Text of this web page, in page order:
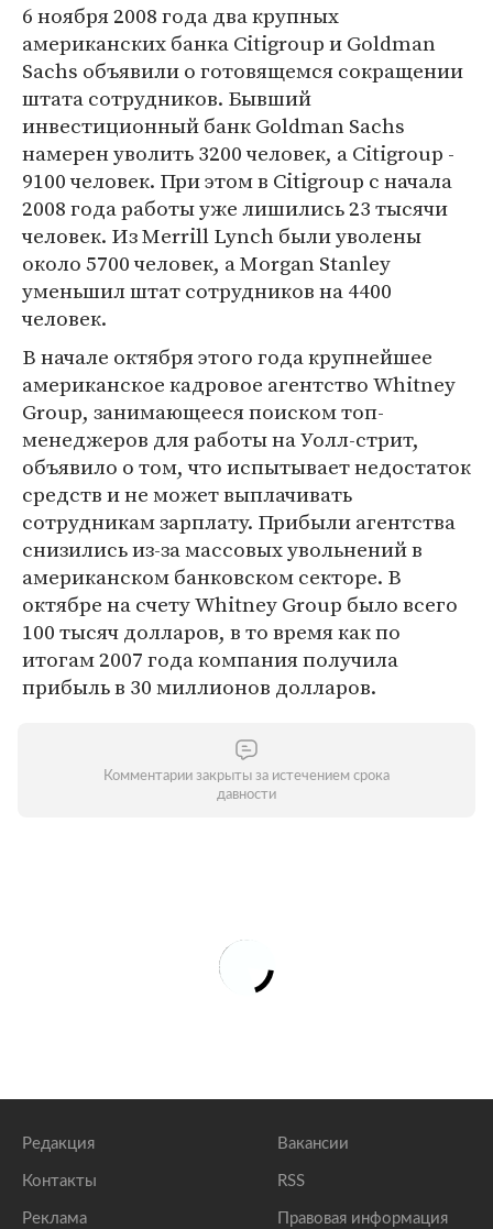
6 ноября 2008 года два крупных
американских банка Citigroup и Goldman
Sachs объявили о готовящемся сокращении
штата сотрудников. Бывший
инвестиционный банк Goldman Sachs
намерен уволить 3200 человек, а Citigroup -
9100 человек. При этом в Citigroup с начала
2008 года работы уже лишились 23 тысячи
человек. Из Merrill Lynch были уволены
около 5700 человек, а Morgan Stanley
уменьшил штат сотрудников на 4400
человек.
В начале октября этого года крупнейшее
американское кадровое агентство Whitney
Group, занимающееся поиском топ-
менеджеров для работы на Уолл-стрит,
объявило о том, что испытывает недостаток
средств и не может выплачивать
сотрудникам зарплату. Прибыли агентства
снизились из-за массовых увольнений в
американском банковском секторе. В
октябре на счету Whitney Group было всего
100 тысяч долларов, в то время как по
итогам 2007 года компания получила
прибыль в 30 миллионов долларов.
Комментарии закрыты за истечением срока
давности
Редакция
Контакты
Реклама
Вакансии
RSS
Правовая информация